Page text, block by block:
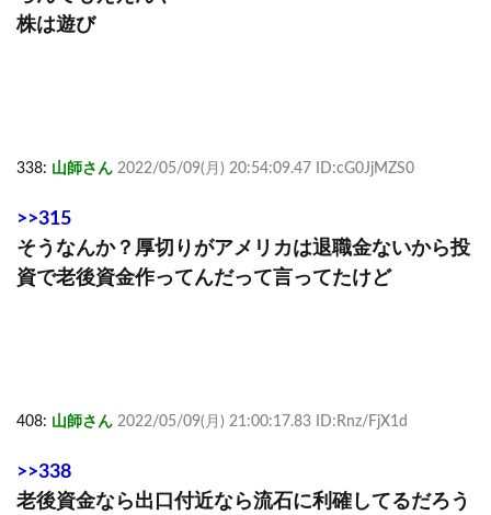
株は遊び
338: 山師さん 2022/05/09(月) 20:54:09.47 ID:cG0JjMZS0
>>315
そうなんか？厚切りがアメリカは退職金ないから投
資で老後資金作ってんだって言ってたけど
408: 山師さん 2022/05/09(月) 21:00:17.83 ID:Rnz/FjX1d
>>338
老後資金なら出口付近なら流石に利確してるだろう